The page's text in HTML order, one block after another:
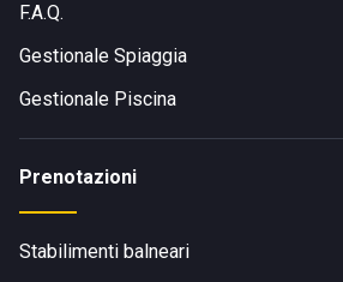
F.A.Q.
Gestionale Spiaggia
Gestionale Piscina
Prenotazioni
Stabilimenti balneari